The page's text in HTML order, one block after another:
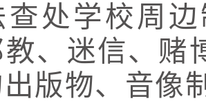
查处学校周
、迷信、赌
版物、 音像